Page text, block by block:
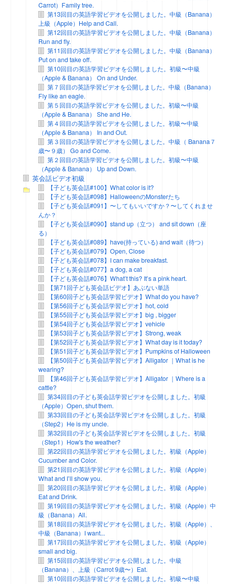
Carrot）Family tree.
第13回目の英語学習ビデオを公開しました。中級（Banana）
上級（Apple）Help and Call.
第12回目の英語学習ビデオを公開しました。中級（Banana）
Run and fly.
第11回目の英語学習ビデオを公開しました。中級（Banana）
Put on and take off.
第10回目の英語学習ビデオを公開しました。初級〜中級
（Apple & Banana） On and Under.
第７回目の英語学習ビデオを公開しました。中級（Banana）
Fly like an eagle.
第５回目の英語学習ビデオを公開しました。初級〜中級
（Apple & Banana） She and He.
第４回目の英語学習ビデオを公開しました。初級〜中級
（Apple & Banana） In and Out.
第３回目の英語学習ビデオを公開しました。中級（ Banana７
歳〜９歳） Go and Come.
第２回目の英語学習ビデオを公開しました。初級〜中級
（Apple & Banana） Up and Down.
英会話ビデオ初級
【子ども英会話#100】What color is it?
【子ども英会話#098】HalloweenのMonsterたち
【子ども英会話#091】〜してもいいですか？〜してくれませ
んか？
【子ども英会話#090】stand up（立つ） and sit down（座
る）
【子ども英会話#089】have(持っている) and wait（待つ）
【子ども英会話#079】Open, Close
【子ども英会話#078】I can make breakfast.
【子ども英会話#077】a dog, a cat
【子ども英会話#076】What’t this? It’s a pink heart.
【第71回子ども英会話ビデオ】あぶない単語
【第60回子ども英会話学習ビデオ】What do you have?
【第56回子ども英会話学習ビデオ】hot, cold
【第55回子ども英会話学習ビデオ】big , bigger
【第54回子ども英会話学習ビデオ】vehicle
【第53回子ども英会話学習ビデオ】Strong, weak
【第52回子ども英会話学習ビデオ】What day is it today?
【第51回子ども英会話学習ビデオ】Pumpkins of Halloween
【第50回子ども英会話学習ビデオ】Alligator ｜What is he
wearing?
【第46回子ども英会話学習ビデオ】Alligator ｜Where is a
cattle?
第34回目の子ども英会話学習ビデオを公開しました。初級
（Apple）Open, shut them.
第33回目の子ども英会話学習ビデオを公開しました。初級
（Step2）He is my uncle.
第32回目の子ども英会話学習ビデオを公開しました。初級
（Step1）How's the weather?
第22回目の英語学習ビデオを公開しました。初級（Apple）
Cucumber and Color.
第21回目の英語学習ビデオを公開しました。初級（Apple）
What and I’ll show you.
第20回目の英語学習ビデオを公開しました。初級（Apple）
Eat and Drink.
第19回目の英語学習ビデオを公開しました。初級（Apple）中
級（Banana）All.
第18回目の英語学習ビデオを公開しました。初級（Apple）、
中級（Banana）I want...
第17回目の英語学習ビデオを公開しました。初級（Apple）
small and big.
第15回目の英語学習ビデオを公開しました。中級
（Banana）、上級（Carrot 9歳〜）Eat.
第10回目の英語学習ビデオを公開しました。初級〜中級